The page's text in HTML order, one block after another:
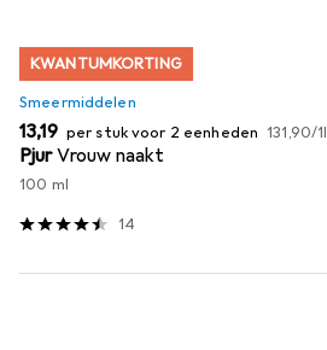
KWANTUMKORTING
Smeermiddelen
EUR
13,19 per stuk voor 2 eenheden EUR
131,90/1l
PjurVrouw naakt
100 ml
14